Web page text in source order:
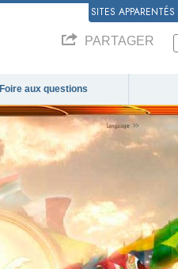
SITES APPARENTÉS
PARTAGER
Foire aux questions